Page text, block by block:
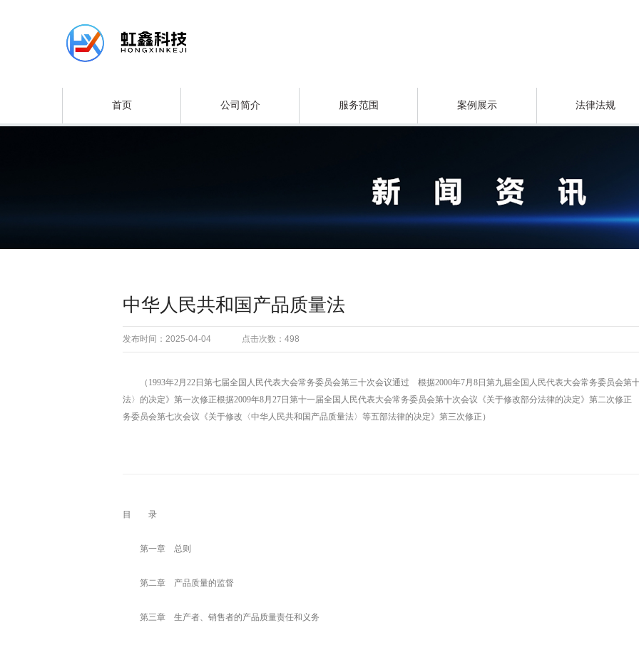
首页 公司简介 服务范围 案例展示 法律法规
中华人民共和国产品质量法
发布时间：2025-04-04 点击次数：498
（1993年2月22日第七届全国人民代表大会常务委员会第三十次会议通过 根据2000年7月8日第九届全国人民代表大会常务委员会
法〉的决定》第一次修正根据2009年8月27日第十一届全国人民代表大会常务委员会第十次会议《关于修改部分法律的决定》第二次修
务委员会第七次会议《关于修改〈中华人民共和国产品质量法〉等五部法律的决定》第三次修正）
目 录
第一章 总则
第二章 产品质量的监督
第三章 生产者、销售者的产品质量责任和义务